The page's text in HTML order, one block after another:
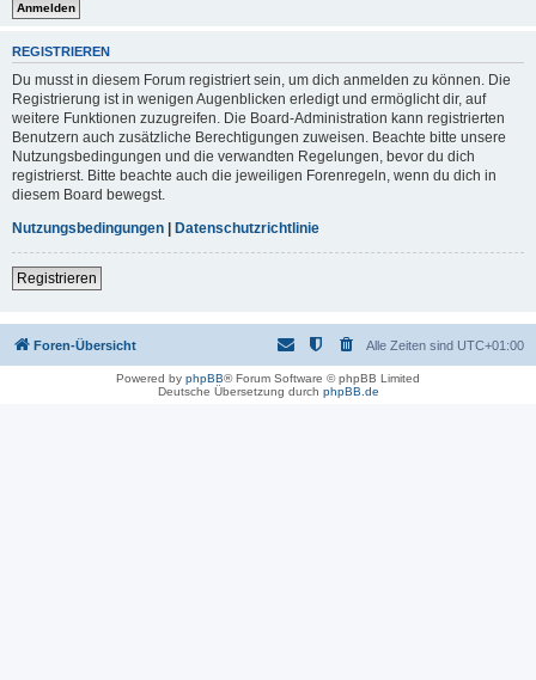
REGISTRIEREN
Du musst in diesem Forum registriert sein, um dich anmelden zu können. Die
Registrierung ist in wenigen Augenblicken erledigt und ermöglicht dir, auf
weitere Funktionen zuzugreifen. Die Board-Administration kann registrierten
Benutzern auch zusätzliche Berechtigungen zuweisen. Beachte bitte unsere
Nutzungsbedingungen und die verwandten Regelungen, bevor du dich
registrierst. Bitte beachte auch die jeweiligen Forenregeln, wenn du dich in
diesem Board bewegst.
Nutzungsbedingungen | Datenschutzrichtlinie
Registrieren
Foren-Übersicht Alle Zeiten sind UTC+01:00
Powered by phpBB® Forum Software © phpBB Limited
Deutsche Übersetzung durch phpBB.de